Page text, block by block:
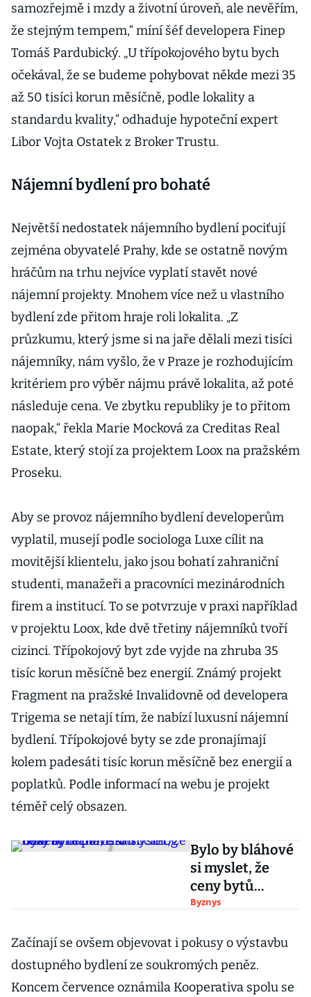
samozřejmě i mzdy a životní úroveň, ale nevěřím,
že stejným tempem,“ míní šéf developera Finep
Tomáš Pardubický. „U třípokojového bytu bych
očekával, že se budeme pohybovat někde mezi 35
až 50 tisíci korun měsíčně, podle lokality a
standardu kvality,“ odhaduje hypoteční expert
Libor Vojta Ostatek z Broker Trustu.
Nájemní bydlení pro bohaté
Největší nedostatek nájemního bydlení pociťují
zejména obyvatelé Prahy, kde se ostatně novým
hráčům na trhu nejvíce vyplatí stavět nové
nájemní projekty. Mnohem více než u vlastního
bydlení zde přitom hraje roli lokalita. „Z
průzkumu, který jsme si na jaře dělali mezi tisíci
nájemníky, nám vyšlo, že v Praze je rozhodujícím
kritériem pro výběr nájmu právě lokalita, až poté
následuje cena. Ve zbytku republiky je to přitom
naopak,“ řekla Marie Mocková za Creditas Real
Estate, který stojí za projektem Loox na pražském
Proseku.
Aby se provoz nájemního bydlení developerům
vyplatil, musejí podle sociologa Luxe cílit na
movitější klientelu, jako jsou bohatí zahraniční
studenti, manažeři a pracovníci mezinárodních
firem a institucí. To se potvrzuje v praxi například
v projektu Loox, kde dvě třetiny nájemníků tvoří
cizinci. Třípokojový byt zde vyjde na zhruba 35
tisíc korun měsíčně bez energií. Známý projekt
Fragment na pražské Invalidovně od developera
Trigema se netají tím, že nabízí luxusní nájemní
bydlení. Třípokojové byty se zde pronajímají
kolem padesáti tisíc korun měsíčně bez energií a
poplatků. Podle informací na webu je projekt
téměř celý obsazen.
Bylo by bláhové
si myslet, že
ceny bytů
porostou
říká sociolog
Lux
Byznys
Začínají se ovšem objevovat i pokusy o výstavbu
dostupného bydlení ze soukromých peněz.
Koncem července oznámila Kooperativa spolu se